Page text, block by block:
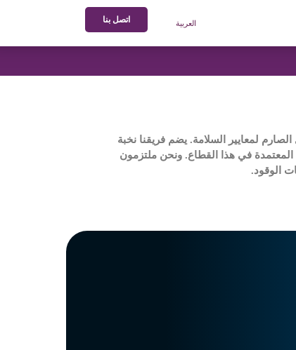
العربية اتصل بنا
لمعايير السلامة. يضم فريقنا نخبة
المعتمدة في هذا القطاع. ونحن ملتزمون
الوقود.